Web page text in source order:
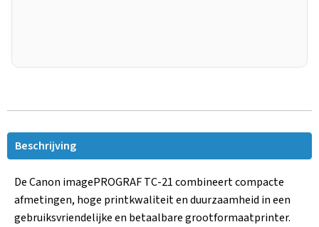
Beschrijving
De Canon imagePROGRAF TC-21 combineert compacte
afmetingen, hoge printkwaliteit en duurzaamheid in een
gebruiksvriendelijke en betaalbare grootformaatprinter.